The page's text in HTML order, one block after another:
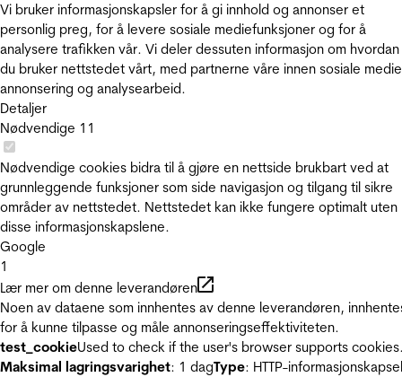
Vi bruker informasjonskapsler for å gi innhold og annonser et
personlig preg, for å levere sosiale mediefunksjoner og for å
analysere trafikken vår. Vi deler dessuten informasjon om hvordan
du bruker nettstedet vårt, med partnerne våre innen sosiale
annonsering og analysearbeid.
Detaljer
Nødvendige 11
Nødvendige cookies bidra til å gjøre en nettside brukbart ved at
grunnleggende funksjoner som side navigasjon og tilgang til sikre
områder av nettstedet. Nettstedet kan ikke fungere optimalt uten
disse informasjonskapslene.
Google
1
Lær mer om denne leverandøren
Noen av dataene som innhentes av denne leverandøren,
for å kunne tilpasse og måle annonseringseffektiviteten.
test_cookieUsed to check if the user's browser supports
Maksimal lagringsvarighet: 1 dagType: HTTP-informasjonskapsel